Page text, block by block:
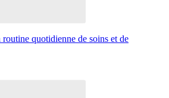
quotidienne de soins et de